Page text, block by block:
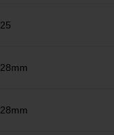
25
28mm
28mm